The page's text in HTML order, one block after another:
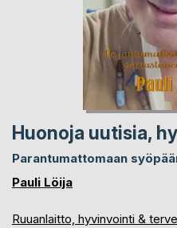
Huonoja uutisia,
Parantumattomaan
Pauli Löija
Ruuanlaitto, hyvinvointi &